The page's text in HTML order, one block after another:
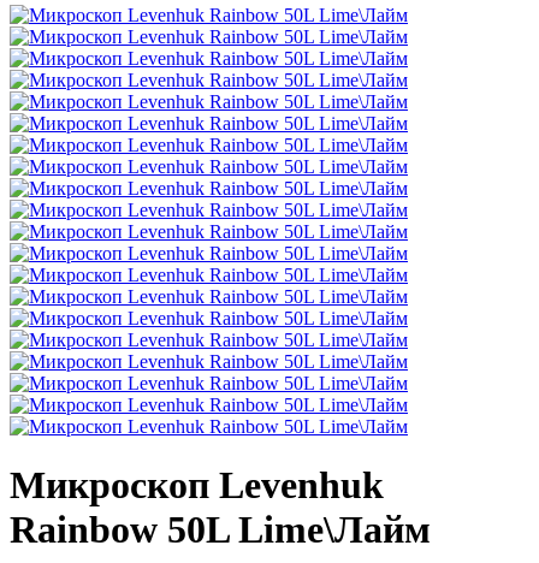
Микроскоп Levenhuk
Rainbow 50L Lime\Лайм